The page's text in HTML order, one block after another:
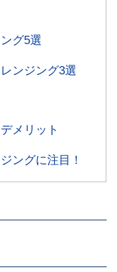
グ5選
ンジング3選
メリット
ングに注目！